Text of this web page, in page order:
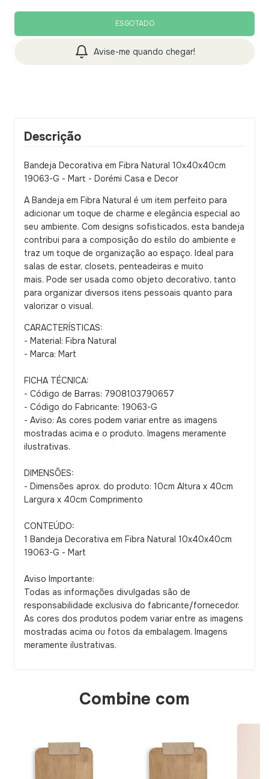
Avise-me quando chegar!
Descrição
Bandeja Decorativa em Fibra Natural 10x40x40cm
19063-G - Mart - Dorémi Casa e Decor
A Bandeja em Fibra Natural é um item perfeito para
adicionar um toque de charme e elegância especial ao
seu ambiente. Com designs sofisticados, esta bandeja
contribui para a composição do estilo do ambiente e
traz um toque de organização ao espaço. Ideal para
salas de estar, closets, penteadeiras e muito
mais. Pode ser usada como objeto decorativo, tanto
para organizar diversos itens pessoais quanto para
valorizar o visual.
CARACTERÍSTICAS:
- Material: Fibra Natural
- Marca: Mart
FICHA TÉCNICA:
- Código de Barras: 7908103790657
- Código do Fabricante: 19063-G
- Aviso: As cores podem variar entre as imagens
mostradas acima e o produto. Imagens meramente
ilustrativas.
DIMENSÕES:
- Dimensões aprox. do produto: 10cm Altura x 40cm
Largura x 40cm Comprimento
CONTEÚDO:
1 Bandeja Decorativa em Fibra Natural 10x40x40cm
19063-G - Mart
Aviso Importante:
Todas as informações divulgadas são de
responsabilidade exclusiva do fabricante/fornecedor.
As cores dos produtos podem variar entre as imagens
mostradas acima ou fotos da embalagem. Imagens
meramente ilustrativas.
Combine com